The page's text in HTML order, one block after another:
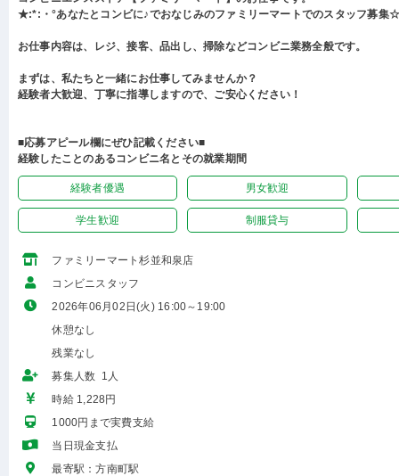
★:*:・°あなたとコンビに♪でおなじみのファミリーマートでのスタッフ募集
お仕事内容は、レジ、接客、品出し、掃除などコンビニ業務全般です。
まずは、私たちと一緒にお仕事してみませんか？
経験者大歓迎、丁寧に指導しますので、ご安心ください！
■応募アピール欄にぜひ記載ください■
経験したことのあるコンビニ名とその就業期間
経験者優遇 男女歓迎
学生歓迎 制服貸与
ファミリーマート杉並和泉店
コンビニスタッフ
2026年06月02日(火) 16:00～19:00
休憩なし
残業なし
募集人数 1人
時給 1,228円
1000円まで実費支給
当日現金支払
最寄駅：方南町駅